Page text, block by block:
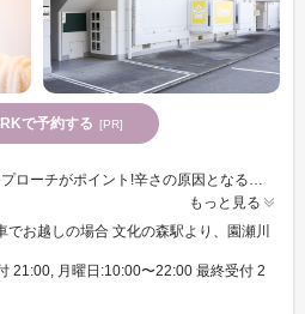
で予約する [PR]
身体の状態に合わせた多彩なアプローチがポイント!辛さの原因となる筋肉の緊張を徹底的に緩め、元の正しい姿勢へと戻していきます♪
もっと見る
お越しの場合 文化の森駅より、園瀬川
21:00, 月曜日:10:00〜22:00 最終受付 2